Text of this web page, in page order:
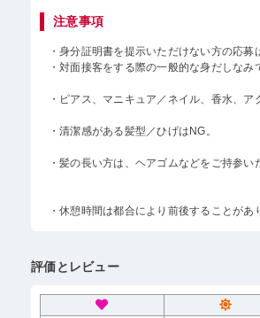
注意事項
・身分証明書を提示いただけない方の応募
・対面接客をする際の一般的な身だしなみ
・ピアス、マニキュア／ネイル、香水、ア
・清潔感がある髪型／ひげはNG。
・髪の長い方は、ヘアゴムなどをご持参い
・休憩時間は都合により前後することがあ
評価とレビュー